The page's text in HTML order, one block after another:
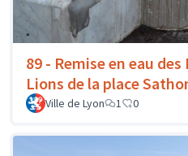
89 - Remise en eau
Lions de la place
Ville de Lyon 1 0